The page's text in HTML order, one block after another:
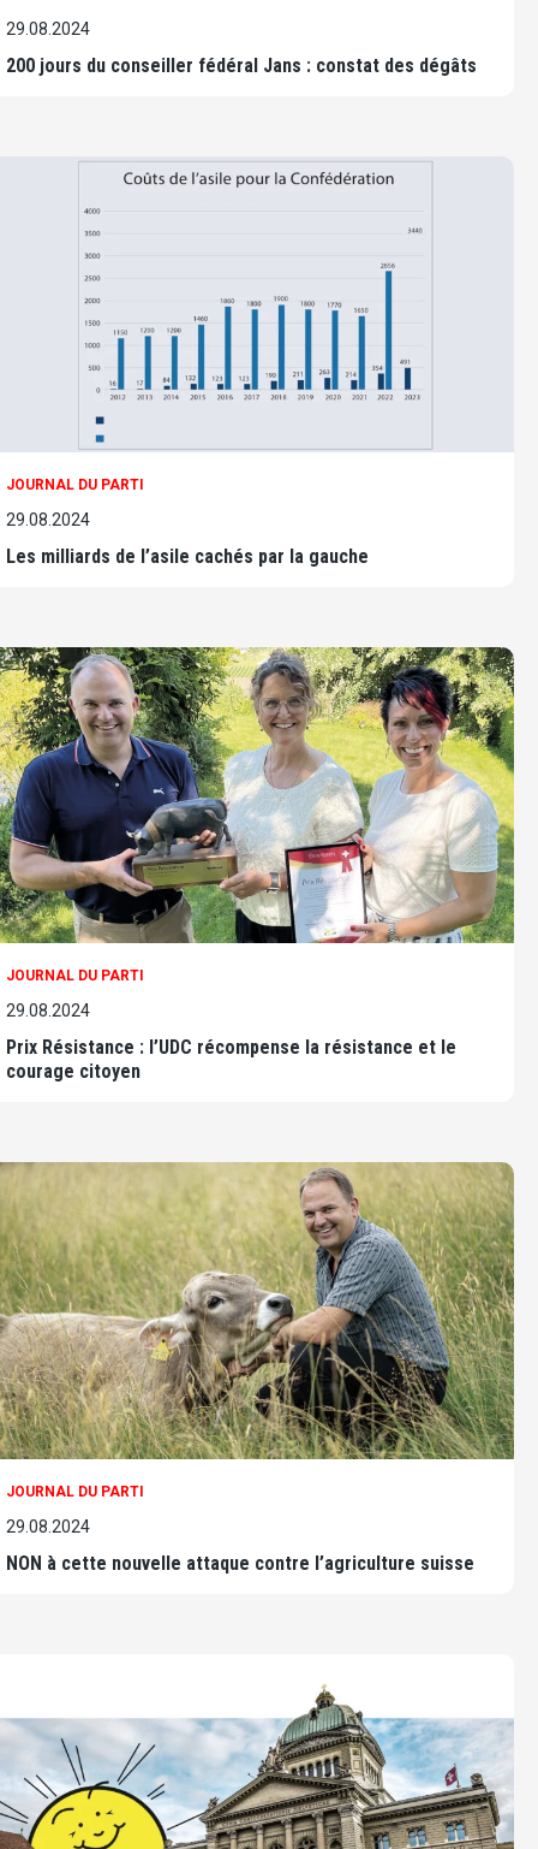
29.08.2024
200 jours du conseiller fédéral Jans : constat des dégâts
JOURNAL DU PARTI
29.08.2024
Les milliards de l’asile cachés par la gauche
JOURNAL DU PARTI
29.08.2024
Prix Résistance : l’UDC récompense la résistance et le
courage citoyen
JOURNAL DU PARTI
29.08.2024
NON à cette nouvelle attaque contre l’agriculture suisse